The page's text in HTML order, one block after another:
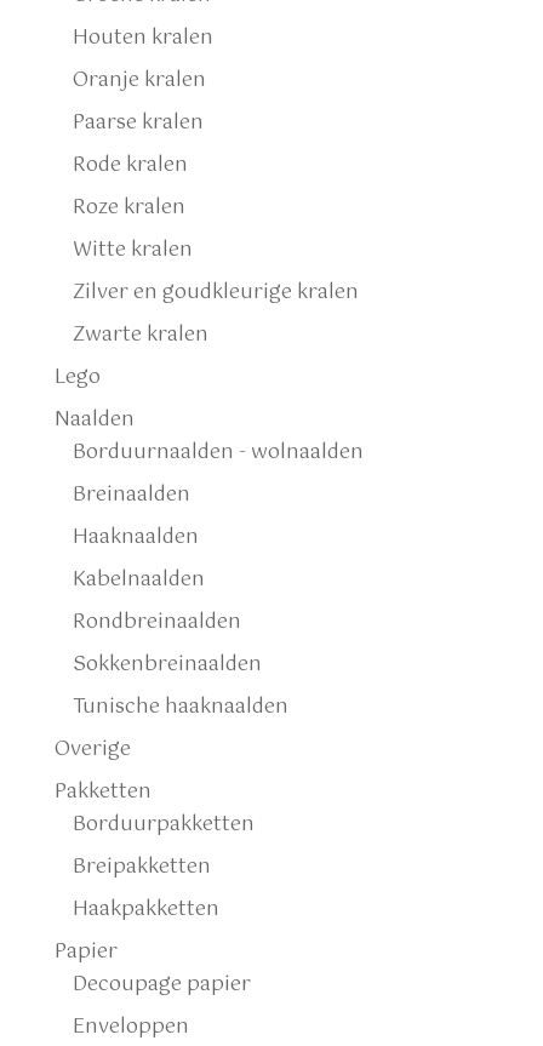
Houten kralen
Oranje kralen
Paarse kralen
Rode kralen
Roze kralen
Witte kralen
Zilver en goudkleurige kralen
Zwarte kralen
Lego
Naalden
Borduurnaalden - wolnaalden
Breinaalden
Haaknaalden
Kabelnaalden
Rondbreinaalden
Sokkenbreinaalden
Tunische haaknaalden
Overige
Pakketten
Borduurpakketten
Breipakketten
Haakpakketten
Papier
Decoupage papier
Enveloppen